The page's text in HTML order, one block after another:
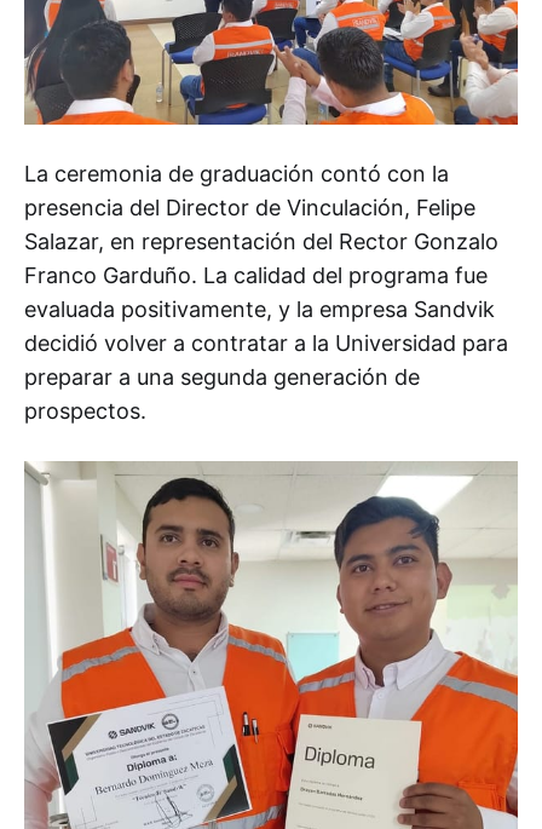
La ceremonia de graduación contó con la
presencia del Director de Vinculación, Felipe
Salazar, en representación del Rector Gonzalo
Franco Garduño. La calidad del programa fue
evaluada positivamente, y la empresa Sandvik
decidió volver a contratar a la Universidad para
preparar a una segunda generación de
prospectos.